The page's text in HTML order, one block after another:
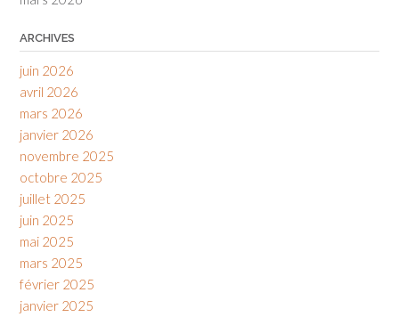
ARCHIVES
juin 2026
avril 2026
mars 2026
janvier 2026
novembre 2025
octobre 2025
juillet 2025
juin 2025
mai 2025
mars 2025
février 2025
janvier 2025